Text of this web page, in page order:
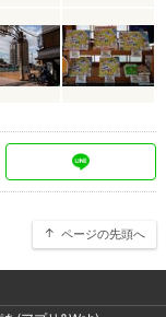
ページの先頭へ